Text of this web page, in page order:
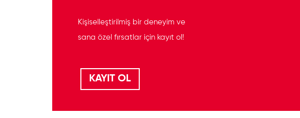
Kişiselleştirilmiş bir deneyim ve
sana özel fırsatlar için kayıt ol!
KAYIT OL